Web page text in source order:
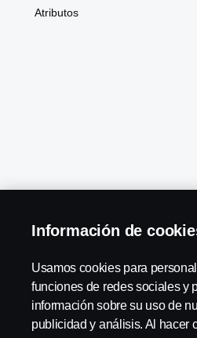
Atributos
Scania in Your Region:
Aviso Legal
Información de
Usamos cookies para
funciones de redes sociales y
información sobre su uso de
publicidad y análisis. Al hacer